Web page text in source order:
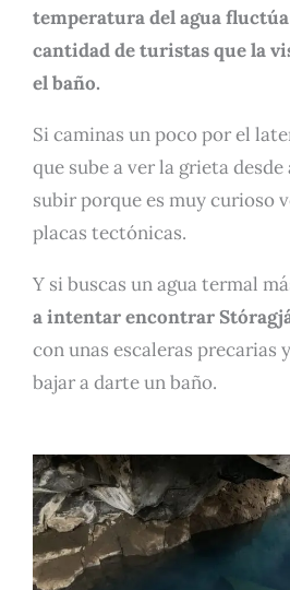
temperatura del agua
cantidad de turistas que la
el baño.
Si caminas un poco por el
que sube a ver la grieta
subir porque es muy curioso
placas tectónicas.
Y si buscas un agua termal
a intentar encontrar
con unas escaleras precarias
bajar a darte un baño.